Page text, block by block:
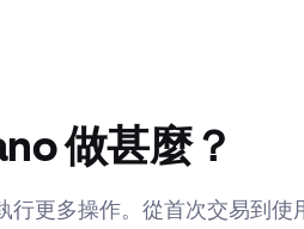
做甚麼？
行更多操作。從首次交易到